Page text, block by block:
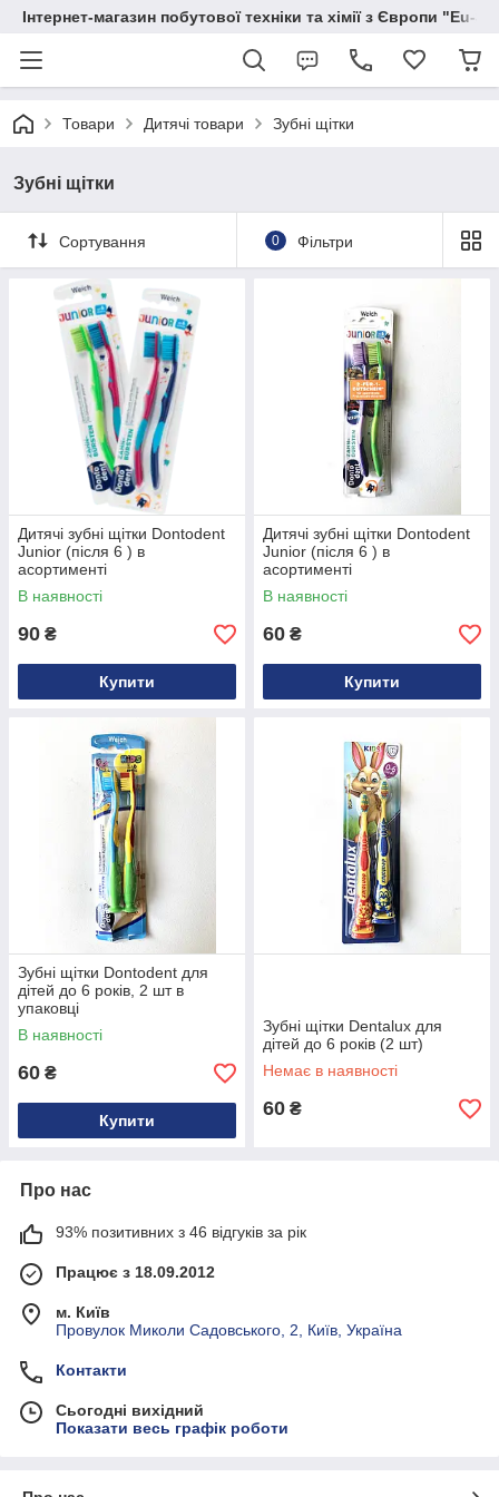
Інтернет-магазин побутової техніки та хімії з Європи "Eu-
Товари Дитячі товари Зубні щітки
Зубні щітки
Сортування 0 Фільтри
Дитячі зубні щітки Dontodent
Junior (після 6 ) в
асортименті
В наявності
90 ₴
Купити
Дитячі зубні щітки Dontodent
Junior (після 6 ) в
асортименті
В наявності
60 ₴
Купити
Зубні щітки Dontodent для
дітей до 6 років, 2 шт в
упаковці
В наявності
60 ₴
Купити
Зубні щітки Dentalux для
дітей до 6 років (2 шт)
Немає в наявності
60 ₴
Про нас
93% позитивних з 46 відгуків за рік
Працює з 18.09.2012
м. Київ
Провулок Миколи Садовського, 2, Київ, Україна
Контакти
Сьогодні вихідний
Показати весь графік роботи